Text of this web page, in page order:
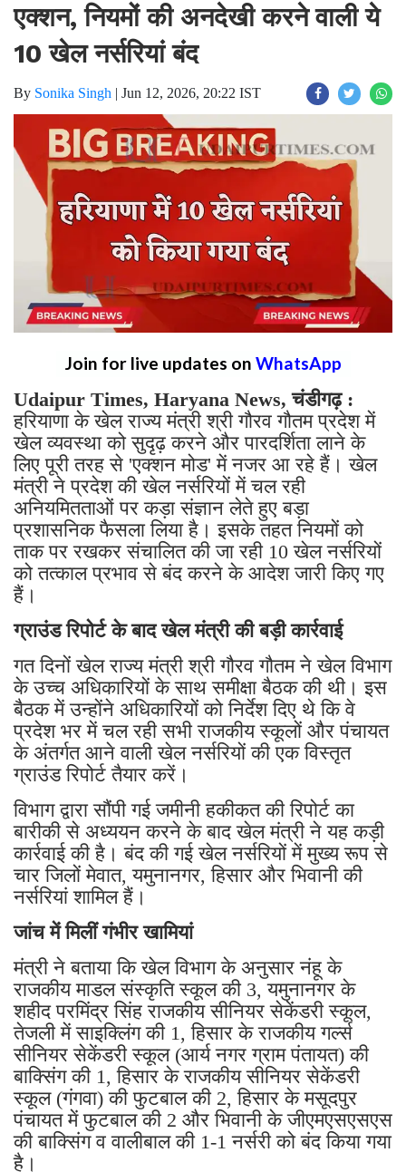
एक्शन, नियमों की अनदेखी करने वाली ये
10 खेल नर्सरियां बंद
By Sonika Singh | Jun 12, 2026, 20:22 IST
Join for live updates on WhatsApp
Udaipur Times, Haryana News, चंडीगढ़ :
हरियाणा के खेल राज्य मंत्री श्री गौरव गौतम प्रदेश में
खेल व्यवस्था को सुदृढ़ करने और पारदर्शिता लाने के
लिए पूरी तरह से 'एक्शन मोड' में नजर आ रहे हैं। खेल
मंत्री ने प्रदेश की खेल नर्सरियों में चल रही
अनियमितताओं पर कड़ा संज्ञान लेते हुए बड़ा
प्रशासनिक फैसला लिया है। इसके तहत नियमों को
ताक पर रखकर संचालित की जा रही 10 खेल नर्सरियों
को तत्काल प्रभाव से बंद करने के आदेश जारी किए गए
हैं।
ग्राउंड रिपोर्ट के बाद खेल मंत्री की बड़ी कार्रवाई
गत दिनों खेल राज्य मंत्री श्री गौरव गौतम ने खेल विभाग
के उच्च अधिकारियों के साथ समीक्षा बैठक की थी। इस
बैठक में उन्होंने अधिकारियों को निर्देश दिए थे कि वे
प्रदेश भर में चल रही सभी राजकीय स्कूलों और पंचायत
के अंतर्गत आने वाली खेल नर्सरियों की एक विस्तृत
ग्राउंड रिपोर्ट तैयार करें।
विभाग द्वारा सौंपी गई जमीनी हकीकत की रिपोर्ट का
बारीकी से अध्ययन करने के बाद खेल मंत्री ने यह कड़ी
कार्रवाई की है। बंद की गई खेल नर्सरियों में मुख्य रूप से
चार जिलों मेवात, यमुनानगर, हिसार और भिवानी की
नर्सरियां शामिल हैं।
जांच में मिलीं गंभीर खामियां
मंत्री ने बताया कि खेल विभाग के अनुसार नंहू के
राजकीय माडल संस्कृति स्कूल की 3, यमुनानगर के
शहीद परमिंद्र सिंह राजकीय सीनियर सेकेंडरी स्कूल,
तेजली में साइक्लिंग की 1, हिसार के राजकीय गर्ल्स
सीनियर सेकेंडरी स्कूल (आर्य नगर ग्राम पंतायत) की
बाक्सिंग की 1, हिसार के राजकीय सीनियर सेकेंडरी
स्कूल (गंगवा) की फुटबाल की 2, हिसार के मसूदपुर
पंचायत में फुटबाल की 2 और भिवानी के जीएमएसएसएस
की बाक्सिंग व वालीबाल की 1-1 नर्सरी को बंद किया गया
है।